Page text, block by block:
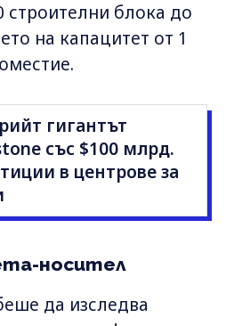
строителни блока до
на капацитет от 1
гигантът
със $100 млрд.
в центрове за
носител
да изследва